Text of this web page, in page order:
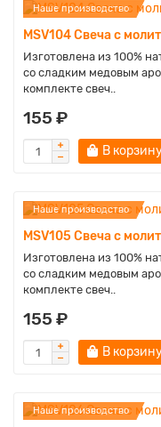
Наше производство
MSV104 Свеча с
Изготовлена из 100%
со сладким медовым
комплекте свеч..
155 ₽
В
Наше производство
MSV105 Свеча с
Изготовлена из 100%
со сладким медовым
комплекте свеч..
155 ₽
В
Наше производство